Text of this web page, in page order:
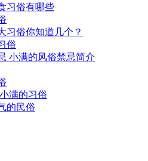
习俗有哪些
习俗你知道几个？
俗
小满的风俗禁忌简介
满的习俗
的民俗